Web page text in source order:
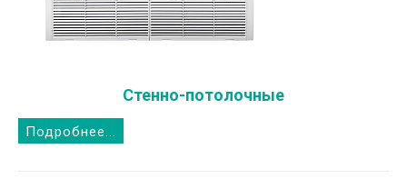
Стенно-потолочные
Подробнее...